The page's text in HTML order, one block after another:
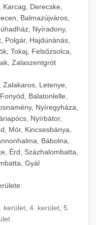
Derecske,
Balmazújváros,
Nyíradony,
Polgár, Hajdúnánás,
Tokaj, Felsőzsolca,
Zalaszentgrót
Letenye,
Balatonlelle,
Nyíregyháza,
Nyírbátor,
Mór, Kincsesbánya,
Bábolna,
Érd, Százhalombatta,
Gyál
kerület 4. kerület 5.